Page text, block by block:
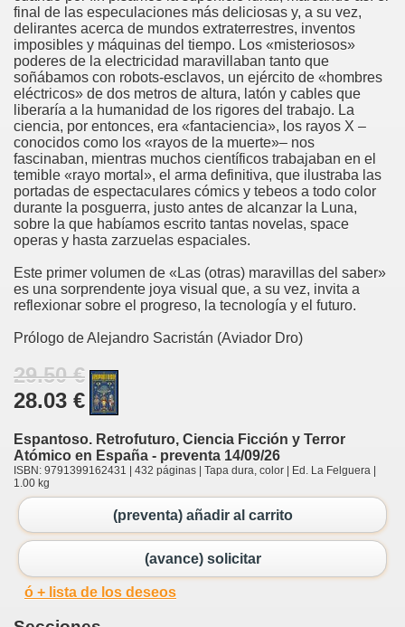
final de las especulaciones más deliciosas y, a su vez,
delirantes acerca de mundos extraterrestres, inventos
imposibles y máquinas del tiempo. Los «misteriosos»
poderes de la electricidad maravillaban tanto que
soñábamos con robots-esclavos, un ejército de «hombres
eléctricos» de dos metros de altura, latón y cables que
liberaría a la humanidad de los rigores del trabajo. La
ciencia, por entonces, era «fantaciencia», los rayos X –
conocidos como los «rayos de la muerte»– nos
fascinaban, mientras muchos científicos trabajaban en el
temible «rayo mortal», el arma definitiva, que ilustraba las
portadas de espectaculares cómics y tebeos a todo color
durante la posguerra, justo antes de alcanzar la Luna,
sobre la que habíamos escrito tantas novelas, space
operas y hasta zarzuelas espaciales.
Este primer volumen de «Las (otras) maravillas del saber»
es una sorprendente joya visual que, a su vez, invita a
reflexionar sobre el progreso, la tecnología y el futuro.
Prólogo de Alejandro Sacristán (Aviador Dro)
29.50 €
28.03 €
Espantoso. Retrofuturo, Ciencia Ficción y Terror
Atómico en España - preventa 14/09/26
ISBN: 9791399162431 | 432 páginas | Tapa dura, color | Ed. La Felguera |
1.00 kg
(preventa) añadir al carrito
(avance) solicitar
ó + lista de los deseos